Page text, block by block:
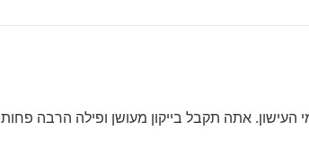
העישון. אתה תקבל בייקון מעושן ופילה הרבה פחות